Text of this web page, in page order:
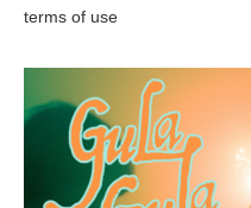
terms of use